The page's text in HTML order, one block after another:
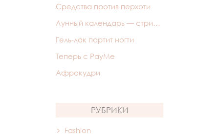
Средства против перхоти
Лунный календарь — стрижек
Гель-лак портит ногти
Теперь с PayMe
Афрокудри
РУБРИКИ
Fashion